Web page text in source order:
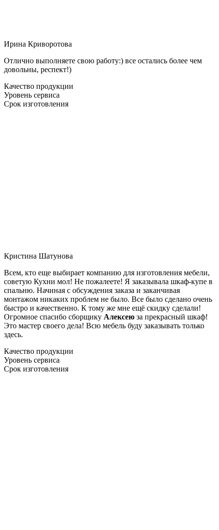
Ирина Криворотова
Отлично выполняете свою работу:) все остались более чем
довольны, респект!)
Качество продукции
Уровень сервиса
Срок изготовления
Кристина Шатунова
Всем, кто еще выбирает компанию для изготовления мебели,
советую Кухни мол! Не пожалеете! Я заказывала шкаф-купе в
спальню. Начиная с обсуждения заказа и заканчивая
монтажом никаких проблем не было. Все было сделано очень
быстро и качественно. К тому же мне ещё скидку сделали!
Огромное спасибо сборщику Алексею за прекрасный шкаф!
Это мастер своего дела! Всю мебель буду заказывать только
здесь.
Качество продукции
Уровень сервиса
Срок изготовления